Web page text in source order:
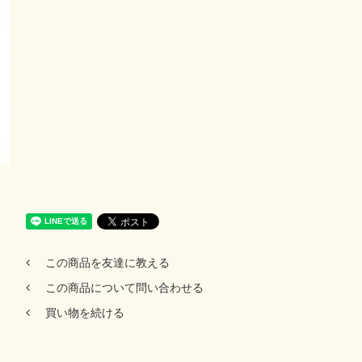
この商品を友達に教える
この商品について問い合わせる
買い物を続ける